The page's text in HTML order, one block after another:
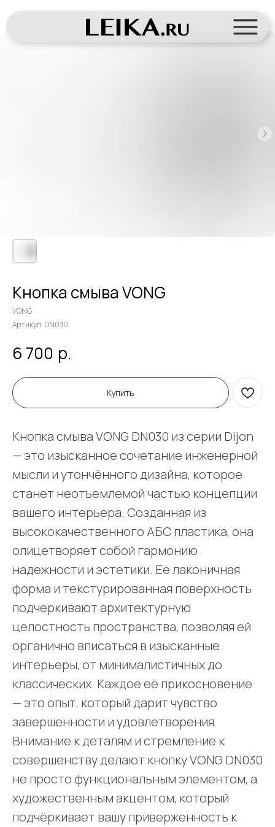
Кнопка смыва VONG
VONG
Артикул: DN030
6 700 р.
Купить
Кнопка смыва VONG DN030 из серии Dijon
— это изысканное сочетание инженерной
мысли и утончённого дизайна, которое
станет неотъемлемой частью концепции
вашего интерьера. Созданная из
высококачественного АБС пластика, она
олицетворяет собой гармонию
надежности и эстетики. Ее лаконичная
форма и текстурированная поверхность
подчеркивают архитектурную
целостность пространства, позволяя ей
органично вписаться в изысканные
интерьеры, от минималистичных до
классических. Каждое её прикосновение
— это опыт, который дарит чувство
завершенности и удовлетворения.
Внимание к деталям и стремление к
совершенству делают кнопку VONG DN030
не просто функциональным элементом, а
художественным акцентом, который
подчёркивает вашу приверженность к